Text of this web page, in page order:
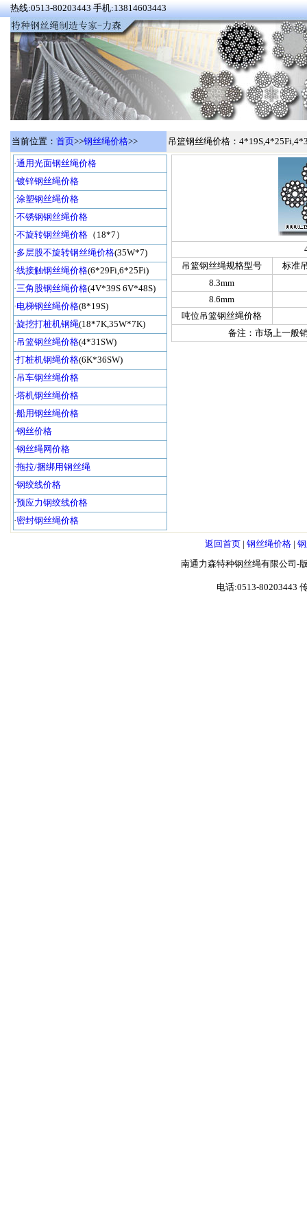
热线:0513-80203443 手机:13814603443
当前位置： 首页>>钢丝绳价格>> 吊篮钢丝绳价格：
·通用光面钢丝绳价格
·镀锌钢丝绳价格
·涂塑钢丝绳价格
·不锈钢钢丝绳价格
·不旋转钢丝绳价格 （18*7）
·多层股不旋转钢丝绳价格(35W*7)
·线接触钢丝绳价格(6*29Fi,6*25Fi)
·三角股钢丝绳价格(4V*39S 6V*48S)
·电梯钢丝绳价格(8*19S)
·旋挖打桩机钢绳(18*7K,35W*7K)
·吊篮钢丝绳价格(4*31SW)
·打桩机钢绳价格(6K*36SW)
·吊车钢丝绳价格
·塔机钢丝绳价格
·船用钢丝绳价格
·钢丝价格
·钢丝绳网价格
·拖拉/捆绑用钢丝绳
·钢绞线价格
·预应力钢绞线价格
·密封钢丝绳价格
吊篮钢丝绳规格型号
标准
8.3mm
8.6mm
吨位吊篮钢丝绳价格
备注：市场上一般
返回首页| 钢丝绳价格|
南通力森特种钢丝绳有限公司-
电话:0513-80203443